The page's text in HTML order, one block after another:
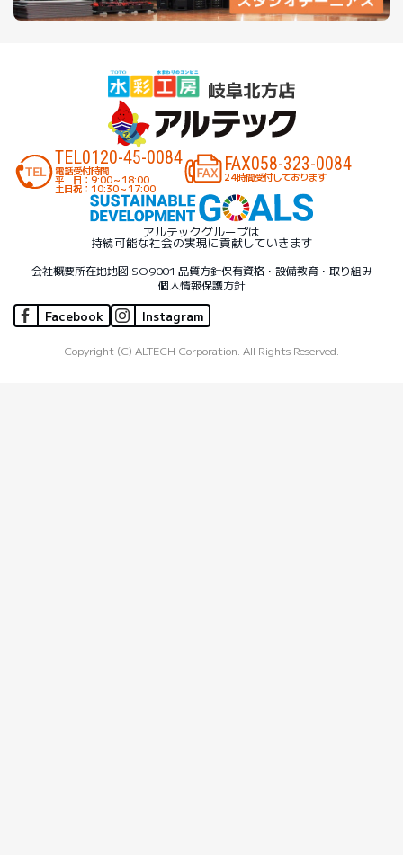
TEL0120-45-0084
電話受付時間
平 日：9:00～18:00
土日祝：10:30～17:00
FAX058-323-0084
24時間受付しております
アルテックグループは
持続可能な社会の実現に貢献していきます
会社概要所在地地図ISO9001 品質方針保有資格・設備教育・取り組み
個人情報保護方針
Facebook Instagram
Copyright (C) ALTECH Corporation. All Rights Reserved.